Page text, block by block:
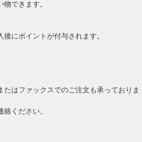
できます。
にポイントが付与されます。
はファックスでのご注文も承っておりま
ください。